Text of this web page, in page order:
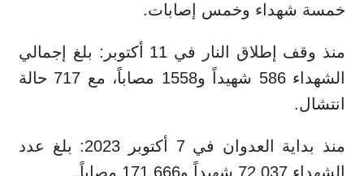
خمسة شهداء وخمس إصابات.
منذ وقف إطلاق النار في 11 أكتوبر: بلغ إجمالي
الشهداء 586 شهيداً و1558 مصاباً، مع 717 حالة
انتشال.
منذ بداية العدوان في 7 أكتوبر 2023: بلغ عدد
الشهداء 72,037 شهيداً و171,666 مصاباً.